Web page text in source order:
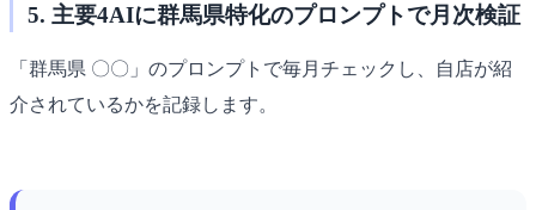
5. 主要4AIに群馬県特化のプロンプトで月次検証
「群馬県 〇〇」のプロンプトで毎月チェックし、自店が紹
介されているかを記録します。